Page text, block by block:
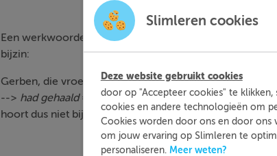
Een werkwoordelijk gezegde kan ook weleens
bijzin:
Gerben, die vroeger altijd tienen haalde, had nu een
--> had gehaald= werkwoordelijk gezegde (haaldeis
hoort dus niet bij het werkwoordelijk gezegde)
Slimleren cookies
Deze website gebruikt cookies
door op "Accepteer cookies" te
cookies en andere technologieën om
Cookies worden door ons en door ons
om jouw ervaring op Slimleren te
personaliseren. Meer weten?